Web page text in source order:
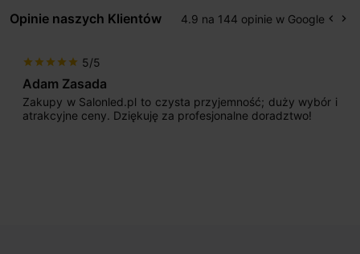
Opinie naszych Klientów 4.9 na 144 opinie w Google keyboard_arrow_left keyboard_arrow_right
star star star star star 5/5
Adam Zasada
Zakupy w Salonled.pl to czysta przyjemność; duży wybór i
atrakcyjne ceny. Dziękuję za profesjonalne doradztwo!